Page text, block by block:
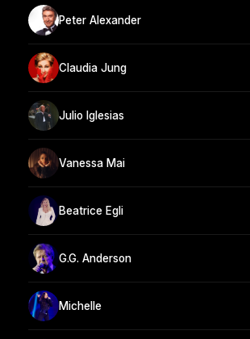
Peter Alexander
Claudia Jung
Julio Iglesias
Vanessa Mai
Beatrice Egli
G.G. Anderson
Michelle